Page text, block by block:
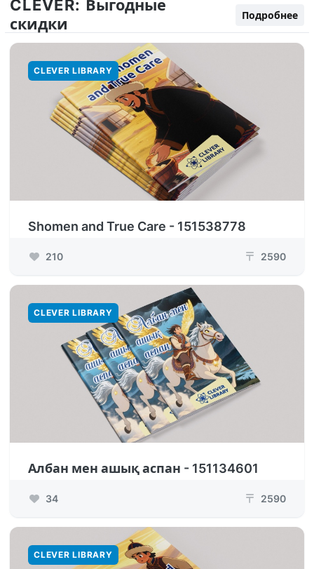
CLEVER: Выгодные
скидки
Подробнее
CLEVER LIBRARY
Shomen and True Care - 151538778
210 ₸ 2590
CLEVER LIBRARY
Албан мен ашық аспан - 151134601
34 ₸ 2590
CLEVER LIBRARY